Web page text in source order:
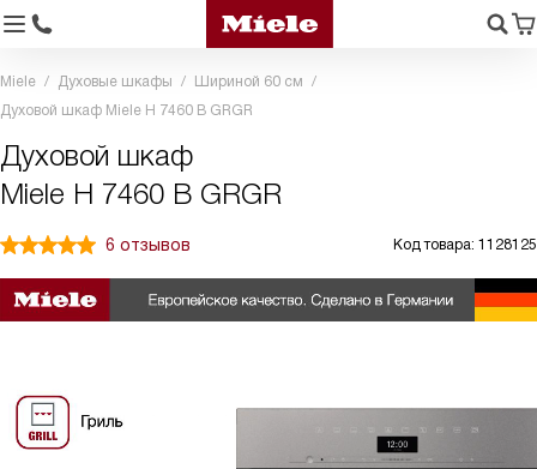
Miele Духовые шкафы
Шириной 60 см
Духовой шкаф Miele H 7460 B GRGR
Духовой шкаф
Miele H 7460 B GRGR
6 отзывов Код товара: 1128125